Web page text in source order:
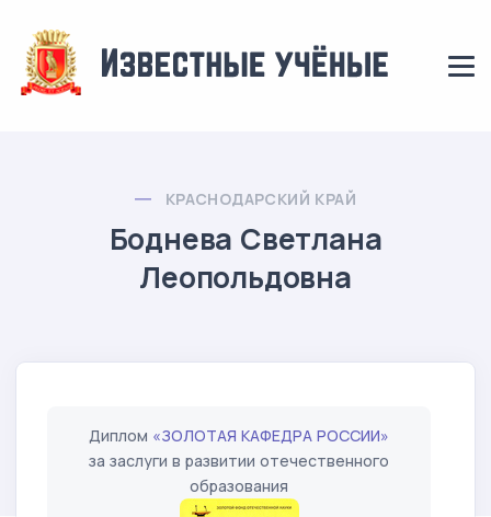
КРАСНОДАРСКИЙ КРАЙ
Боднева Светлана
Леопольдовна
Диплом «ЗОЛОТАЯ КАФЕДРА РОССИИ»
за заслуги в развитии отечественного
образования